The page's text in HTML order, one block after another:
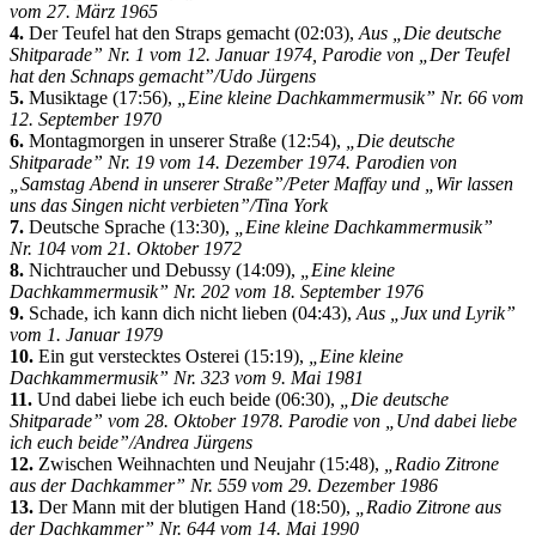
vom 27. März 1965
4. Der Teufel hat den Straps gemacht (02:03), Aus „Die deutsche
Shitparade” Nr. 1 vom 12. Januar 1974, Parodie von „Der Teufel
hat den Schnaps gemacht”/Udo Jürgens
5. Musiktage (17:56),
„Eine kleine Dachkammermusik” Nr. 66 vom
12. September 1970
6. Montagmorgen in unserer Straße (12:54),
„Die deutsche
Shitparade” Nr. 19 vom 14. Dezember 1974. Parodien von
„Samstag Abend in unserer Straße”/Peter Maffay und „Wir lassen
uns das Singen nicht verbieten”/Tina York
7. Deutsche Sprache (13:30),
„Eine kleine Dachkammermusik”
Nr. 104 vom 21. Oktober 1972
8. Nichtraucher und Debussy (14:09),
„Eine kleine
Dachkammermusik” Nr. 202 vom 18. September 1976
9. Schade, ich kann dich nicht lieben (04:43), Aus „Jux und Lyrik”
vom 1. Januar 1979
10. Ein gut verstecktes Osterei (15:19),
„Eine kleine
Dachkammermusik” Nr. 323 vom 9. Mai 1981
11. Und dabei liebe ich euch beide (06:30),
„Die deutsche
Shitparade” vom 28. Oktober 1978. Parodie von „Und dabei liebe
ich euch beide”/Andrea Jürgens
12. Zwischen Weihnachten und Neujahr (15:48),
„Radio Zitrone
aus der Dachkammer” Nr. 559 vom 29. Dezember 1986
13. Der Mann mit der blutigen Hand (18:50),
„Radio Zitrone aus
der Dachkammer” Nr. 644 vom 14. Mai 1990